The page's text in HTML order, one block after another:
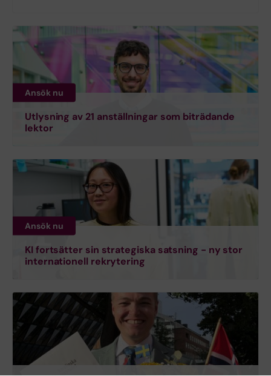
Ansök nu
Utlysning av 21 anställningar som biträdande
lektor
Ansök nu
KI fortsätter sin strategiska satsning - ny stor
internationell rekrytering